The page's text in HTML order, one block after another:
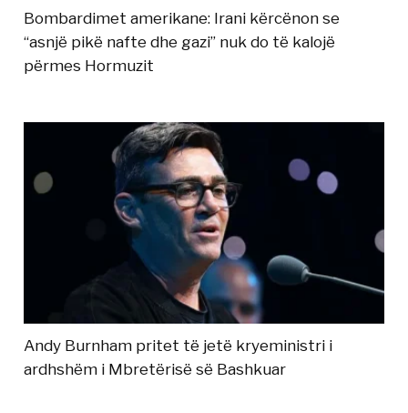
Bombardimet amerikane: Irani kërcënon se
“asnjë pikë nafte dhe gazi” nuk do të kalojë
përmes Hormuzit
Andy Burnham pritet të jetë kryeministri i
ardhshëm i Mbretërisë së Bashkuar